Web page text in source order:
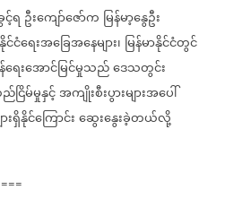
င့်ရ ဦးကျော်ဇော်က မြန်မာ့နွေဦး
ရေးအခြေအနေများ၊ မြန်မာနိုင်ငံတွင်
ေးအောင်မြင်မှုသည်ဒေသတွင်း
ငြိမ်မှုနှင့်အကျိုးစီးပွားများအပေါ်
ရှိနိုင်ကြောင်းဆွေးနွေးခဲ့တယ်လို့